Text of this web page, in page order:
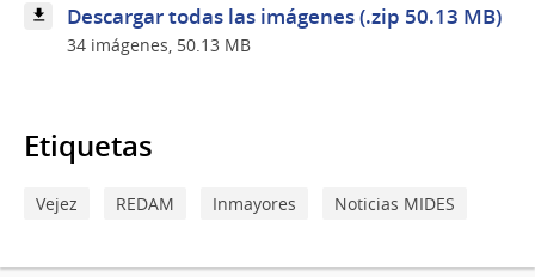
Descargar todas las imágenes (.zip 50.13 MB)
34 imágenes, 50.13 MB
Etiquetas
Vejez REDAM Inmayores Noticias MIDES